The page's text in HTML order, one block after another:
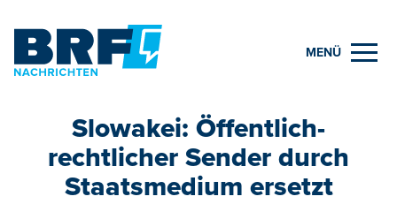
MENÜ
Slowakei: Öffentlich-
rechtlicher Sender durch
Staatsmedium ersetzt